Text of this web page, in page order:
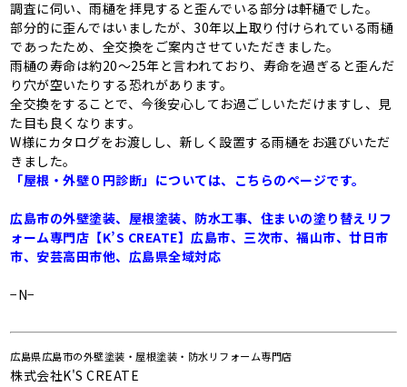
調査に伺い、雨樋を拝見すると歪んでいる部分は軒樋でした。
部分的に歪んではいましたが、30年以上取り付けられている雨樋
であったため、全交換をご案内させていただきました。
雨樋の寿命は約20～25年と言われており、寿命を過ぎると歪んだ
り穴が空いたりする恐れがあります。
全交換をすることで、今後安心してお過ごしいただけますし、見
た目も良くなります。
W様にカタログをお渡しし、新しく設置する雨樋をお選びいただ
きました。
「屋根・外壁０円診断」については、こちらのページです。
広島市の外壁塗装、屋根塗装、防水工事、住まいの塗り替えリフ
ォーム専門店【K’S CREATE】広島市、三次市、福山市、廿日市
市、安芸高田市他、広島県全域対応
−N−
広島県広島市の外壁塗装・屋根塗装・防水リフォーム専門店
株式会社K'S CREATE